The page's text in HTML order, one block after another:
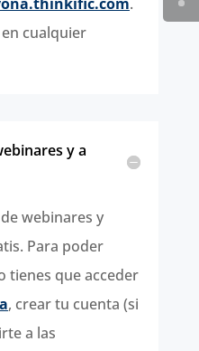
cualquier
y a
webinares y
Para poder
tienes que acceder
, crear tu cuenta (si
a las